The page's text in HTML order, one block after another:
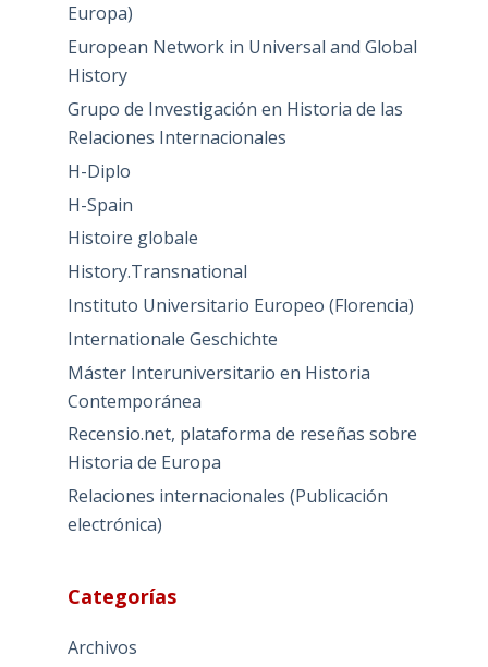
Europa)
European Network in Universal and Global
History
Grupo de Investigación en Historia de las
Relaciones Internacionales
H-Diplo
H-Spain
Histoire globale
History.Transnational
Instituto Universitario Europeo (Florencia)
Internationale Geschichte
Máster Interuniversitario en Historia
Contemporánea
Recensio.net, plataforma de reseñas sobre
Historia de Europa
Relaciones internacionales (Publicación
electrónica)
Categorías
Archivos